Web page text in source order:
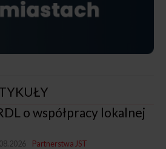
o współpracy lokalnej
Partnerstwa JST